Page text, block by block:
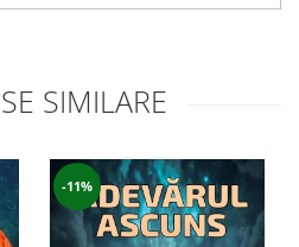
SIMILARE
-11%